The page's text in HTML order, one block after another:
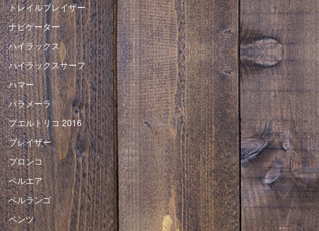
トレイルブレイザー
ナビゲーター
ハイラックス
ハイラックスサーフ
ハマー
パラメーラ
プエルトリコ 2016
ブレイザー
ブロンコ
ベルエア
ベルランゴ
ベンツ